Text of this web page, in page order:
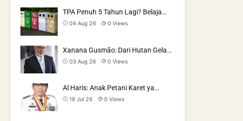
TPA Penuh 5 Tahun Lagi? Belaja…
04 Aug 26 0 Views
Xanana Gusmão: Dari Hutan Gela…
03 Aug 26 0 Views
Al Haris: Anak Petani Karet ya…
19 Jul 26 0 Views